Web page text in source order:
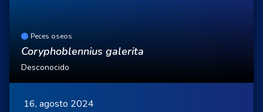
Peces oseos
Coryphoblennius galerita
Desconocido
16, agosto 2024